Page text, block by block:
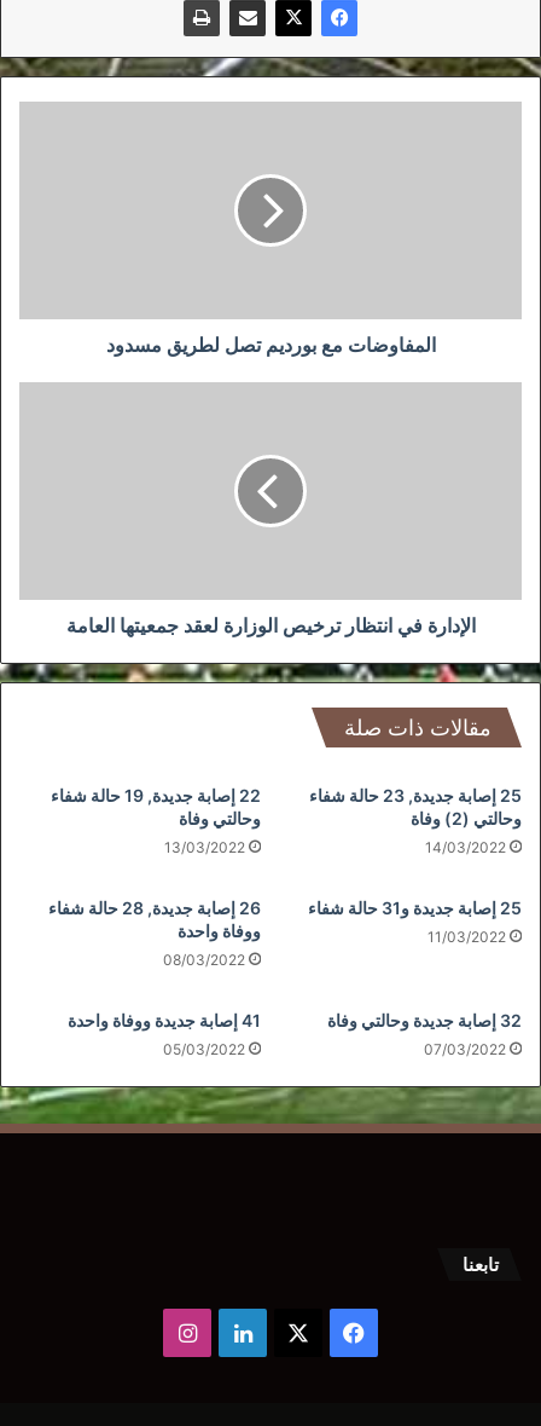
المفاوضات مع بورديم تصل لطريق مسدود
الإدارة في انتظار ترخيص الوزارة لعقد جمعيتها العامة
مقالات ذات صلة
25 إصابة جديدة, 23 حالة شفاء
وحالتي (2) وفاة
14/03/2022
22 إصابة جديدة, 19 حالة شفاء
وحالتي وفاة
13/03/2022
25 إصابة جديدة و31 حالة شفاء
11/03/2022
26 إصابة جديدة, 28 حالة شفاء
ووفاة واحدة
08/03/2022
32 إصابة جديدة وحالتي وفاة
07/03/2022
41 إصابة جديدة ووفاة واحدة
05/03/2022
تابعنا
فيسبوك لينكدإنانستقرام